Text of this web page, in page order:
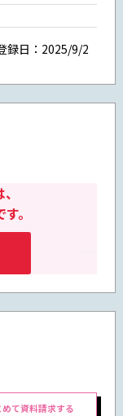
録日：2025/9/2
。
めて資料請求する